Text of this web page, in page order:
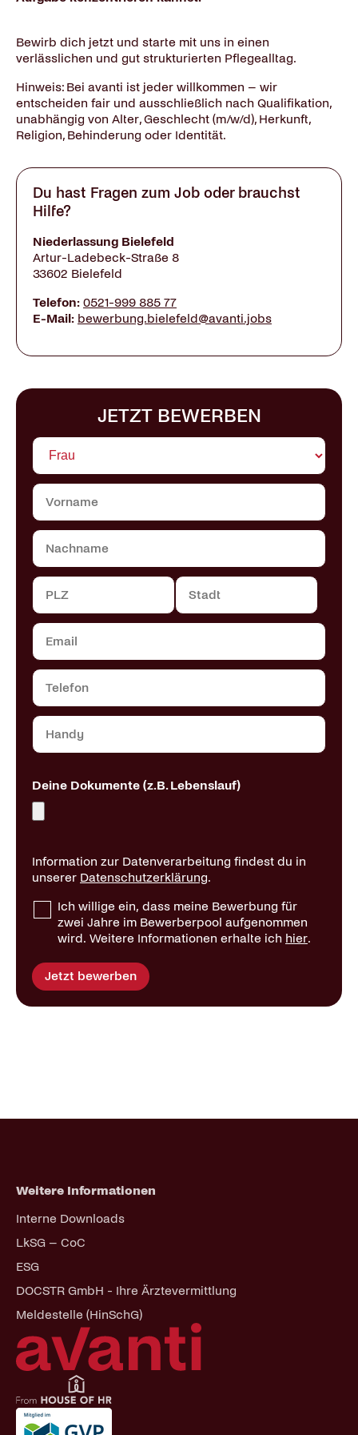
Bewirb dich jetzt und starte mit uns in einen
verlässlichen und gut strukturierten Pflegealltag.
Hinweis: Bei avanti ist jeder willkommen – wir
entscheiden fair und ausschließlich nach Qualifikation,
unabhängig von Alter, Geschlecht (m/w/d), Herkunft,
Religion, Behinderung oder Identität.
Du hast Fragen zum Job oder brauchst
Hilfe?
Niederlassung Bielefeld
Artur-Ladebeck-Straße 8
33602 Bielefeld
Telefon: 0521-999 885 77
E-Mail: bewerbung.bielefeld@avanti.jobs
JETZT BEWERBEN
Deine Dokumente (z.B. Lebenslauf)
Information zur Datenverarbeitung findest du in
unserer Datenschutzerklärung.
Ich willige ein, dass meine Bewerbung für
zwei Jahre im Bewerberpool aufgenommen
wird. Weitere Informationen erhalte ich hier.
Jetzt bewerben
Weitere Informationen
Navigation
Interne Downloads
LkSG – CoC
ESG
DOCSTR GmbH - Ihre Ärztevermittlung
Meldestelle (HinSchG)